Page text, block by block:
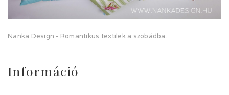
Nanka Design - Romantikus textilek a szobádba.
Információ